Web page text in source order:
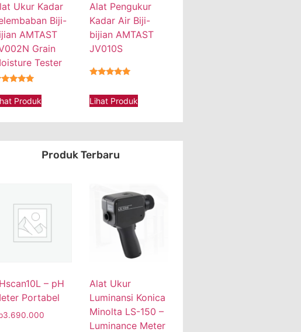
Ukur Kadar
Biji-
AMTAST
Grain
Tester
Produk
Alat Pengukur
Kadar Air Biji-
bijian AMTAST
JV010S
Lihat Produk
Produk Terbaru
– pH
Portabel
3.690.000
Alat Ukur
Luminansi Konica
Minolta LS-150 –
Luminance Meter